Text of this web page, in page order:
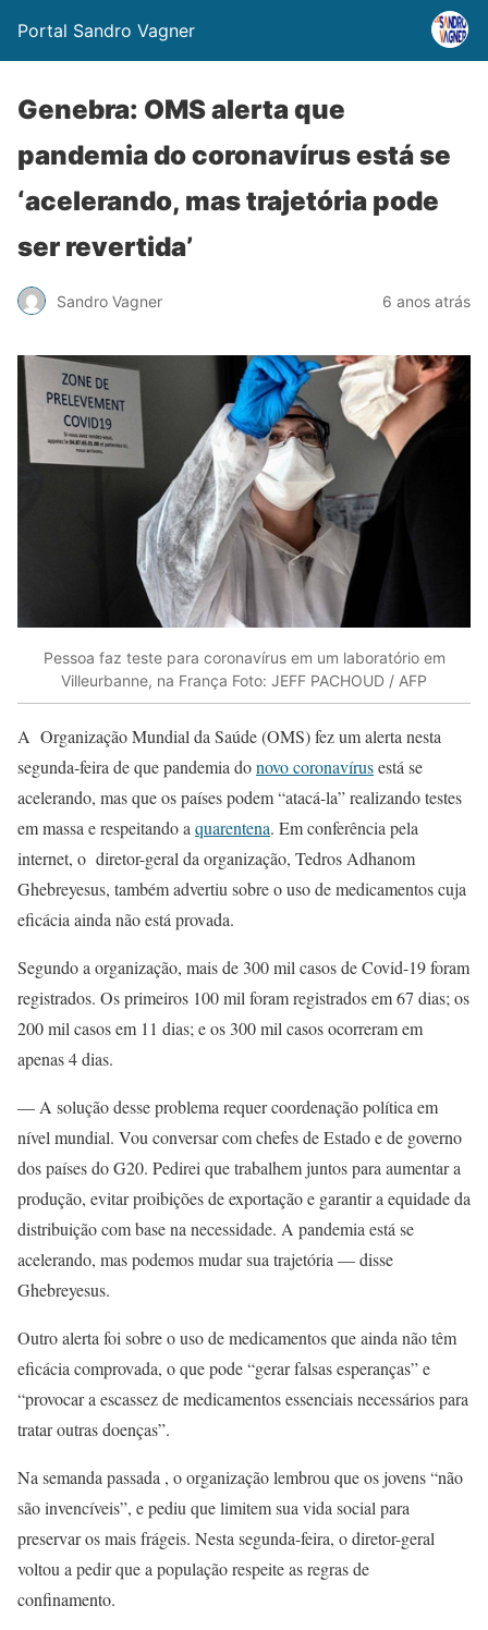
Portal Sandro Vagner
Genebra: OMS alerta que
pandemia do coronavírus está se
‘acelerando, mas trajetória pode
ser revertida’
Sandro Vagner 6 anos atrás
Pessoa faz teste para coronavírus em um laboratório em
Villeurbanne, na França Foto: JEFF PACHOUD / AFP
A Organização Mundial da Saúde (OMS) fez um alerta nesta
segunda-feira de que pandemia donovo coronavírusestá se
acelerando, mas que os países podem “atacá-la” realizando testes
em massa e respeitando aquarentena. Em conferência pela
internet, o diretor-geral da organização, Tedros Adhanom
Ghebreyesus, também advertiu sobre o uso de medicamentos cuja
eficácia ainda não está provada.
Segundo a organização, mais de 300 mil casos de Covid-19 foram
registrados. Os primeiros 100 mil foram registrados em 67 dias; os
200 mil casos em 11 dias; e os 300 mil casos ocorreram em
apenas 4 dias.
— A solução desse problema requer coordenação política em
nível mundial. Vou conversar com chefes de Estado e de governo
dos países do G20. Pedirei que trabalhem juntos para aumentar a
produção, evitar proibições de exportação e garantir a equidade da
distribuição com base na necessidade. A pandemia está se
acelerando, mas podemos mudar sua trajetória — disse
Ghebreyesus.
Outro alerta foi sobre o uso de medicamentos que ainda não têm
eficácia comprovada, o que pode “gerar falsas esperanças” e
“provocar a escassez de medicamentos essenciais necessários para
tratar outras doenças”.
Na semanda passada , o organização lembrou que os jovens “não
são invencíveis”, e pediu que limitem sua vida social para
preservar os mais frágeis. Nesta segunda-feira, o diretor-geral
voltou a pedir que a população respeite as regras de
confinamento.